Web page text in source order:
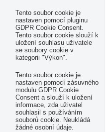
Tento soubor cookie je
nastaven pomocí pluginu
GDPR Cookie Consent.
Tento soubor cookie slouží k
uložení souhlasu uživatele
se soubory cookie v
kategorii "Výkon".
Tento soubor cookie je
nastaven pomocí zásuvného
modulu GDPR Cookie
Consent a slouží k uložení
informace, zda uživatel
souhlasil s používáním
souborů cookie. Neukládá
žádné osobní údaje.